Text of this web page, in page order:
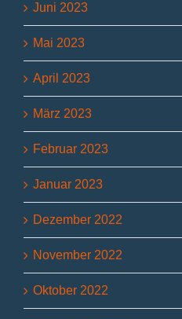
Juni 2023
Mai 2023
April 2023
März 2023
Februar 2023
Januar 2023
Dezember 2022
November 2022
Oktober 2022